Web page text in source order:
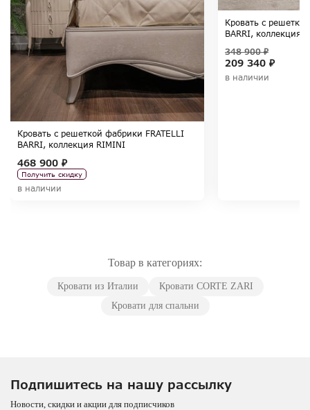
Кровать с решеткой фабрики FRATELLI
BARRI, коллекция RIMINI
468 900 ₽
Получить скидку
в наличии
Кровать с
BARRI, коллекция
209 340 ₽
348 900 ₽
в наличии
Товар в категориях:
Кровати из Италии
Кровати CORTE ZARI
Кровати для спальни
Подпишитесь на нашу рассылку
Новости, скидки и акции для подписчиков